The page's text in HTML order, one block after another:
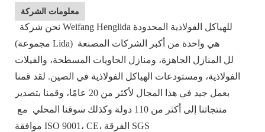
معلومات الشركة
(مجموعة Lida) هي واحدة من أكبر الشركات المصنعة
لل المنازل الجاهزة، ومنازل الحاويات المسطحة، والفيلات
الفولاذية، ومستودعات الهياكل الفولاذية في الصين. لقد قمنا
بعمل جيد في هذا المجال لأكثر من 20 عامًا، وقمنا بتصدير
منتجاتنا إلى أكثر من 110 دولة وكذلك سوقنا المحلي مع
موافقة ISO 9001، CE، الفرقة SGS